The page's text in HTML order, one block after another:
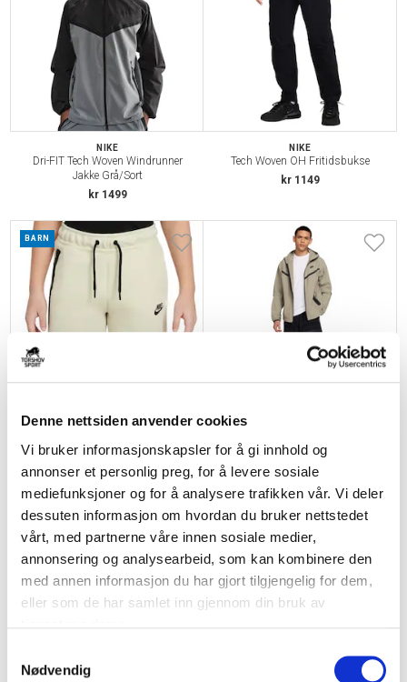
Denne nettsiden anvender cookies
Vi bruker informasjonskapsler for å gi innhold og
annonser et personlig preg, for å levere sosiale
mediefunksjoner og for å analysere trafikken vår. Vi deler
dessuten informasjon om hvordan du bruker nettstedet
vårt, med partnerne våre innen sosiale medier,
annonsering og analysearbeid, som kan kombinere den
med annen informasjon du har gjort tilgjengelig for dem,
eller som de har samlet inn gjennom din bruk av
Nødvendig
NIKE
Dri-FIT Tech Woven Windrunner
Jakke Grå/Sort
kr 1499
NIKE
Tech Woven OH Fritidsbukse
kr 1149
BARN
NSW Tech Fleece Fritidsshorts
Barn Beige
kr 749
Dri-FIT Tech Woven Windrunner
Jakke Grå/Grønn
kr 1499
BARN BARN